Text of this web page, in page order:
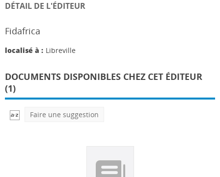
DÉTAIL DE L'ÉDITEUR
Fidafrica
localisé à : Libreville
DOCUMENTS DISPONIBLES CHEZ CET ÉDITEUR
(1)
Faire une suggestion